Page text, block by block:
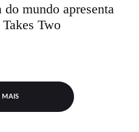
mundo apresenta
Two
MAIS